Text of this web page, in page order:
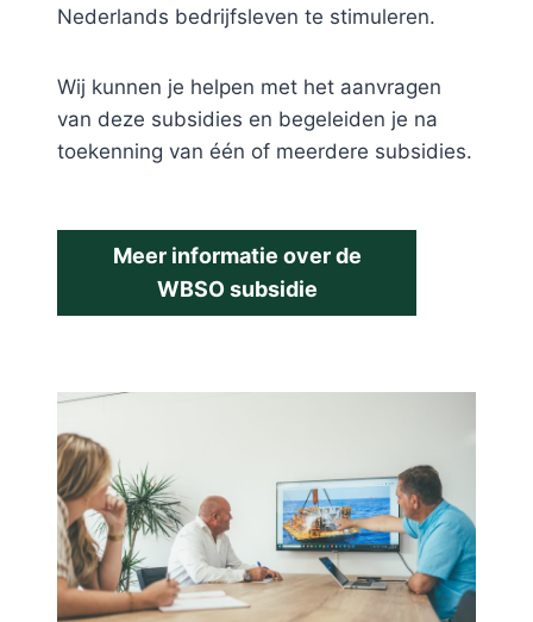
Nederlands bedrijfsleven te stimuleren.
Wij kunnen je helpen met het aanvragen
van deze subsidies en begeleiden je na
toekenning van één of meerdere subsidies.
Meer informatie over de
WBSO subsidie